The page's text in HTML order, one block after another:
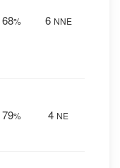
68% 6 NNE
79% 4 NE